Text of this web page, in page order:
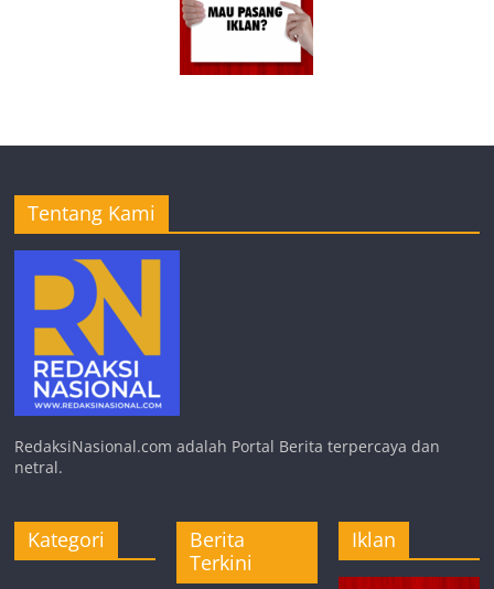
Tentang Kami
RedaksiNasional.com adalah Portal Berita terpercaya dan
netral.
Kategori
Berita
Terkini
Iklan